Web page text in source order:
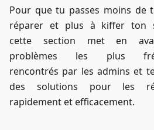
Pour que tu passes moins de
réparer et plus à kiffer ton
cette section met en
problèmes les plus
rencontrés par les admins et
des solutions pour les
rapidement et efficacement.